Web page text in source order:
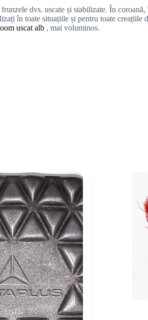
dvs. uscate și stabilizate. În
în toate situațiile și pentru toate
uscat alb , mai voluminos.